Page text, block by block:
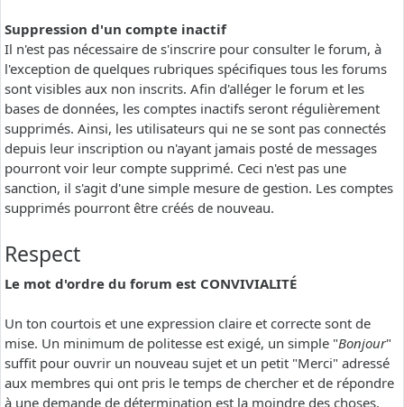
Suppression d'un compte inactif
Il n'est pas nécessaire de s'inscrire pour consulter le forum, à
l'exception de quelques rubriques spécifiques tous les forums
sont visibles aux non inscrits. Afin d'alléger le forum et les
bases de données, les comptes inactifs seront régulièrement
supprimés. Ainsi, les utilisateurs qui ne se sont pas connectés
depuis leur inscription ou n'ayant jamais posté de messages
pourront voir leur compte supprimé. Ceci n'est pas une
sanction, il s'agit d'une simple mesure de gestion. Les comptes
supprimés pourront être créés de nouveau.
Respect
Le mot d'ordre du forum est CONVIVIALITÉ
Un ton courtois et une expression claire et correcte sont de
mise. Un minimum de politesse est exigé, un simple "Bonjour"
suffit pour ouvrir un nouveau sujet et un petit "Merci" adressé
aux membres qui ont pris le temps de chercher et de répondre
à une demande de détermination est la moindre des choses.